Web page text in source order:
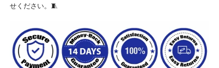
せください。🧵